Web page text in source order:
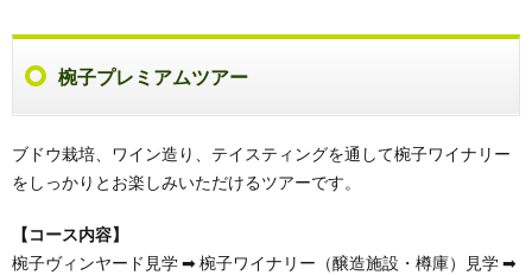
椀子プレミアムツアー
ブドウ栽培、ワイン造り、テイスティングを通して椀子ワイナリー
をしっかりとお楽しみいただけるツアーです。
【コース内容】
椀子ヴィンヤード見学 ➡ 椀子ワイナリー（醸造施設・樽庫）見学 ➡